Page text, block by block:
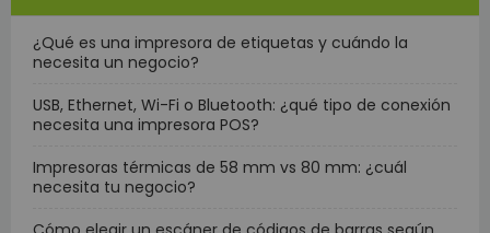
¿Qué es una impresora de etiquetas y cuándo la
necesita un negocio?
USB, Ethernet, Wi-Fi o Bluetooth: ¿qué tipo de conexión
necesita una impresora POS?
Impresoras térmicas de 58 mm vs 80 mm: ¿cuál
necesita tu negocio?